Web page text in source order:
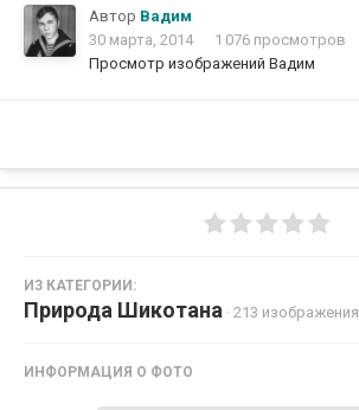
Автор Вадим
30 марта, 2014
1 076 просмотров
Просмотр изображений Вадим
ИЗ КАТЕГОРИИ:
Природа Шикотана · 213 изображения
ИНФОРМАЦИЯ О ФОТО